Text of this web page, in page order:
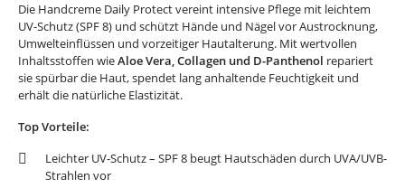
Die Handcreme Daily Protect vereint intensive Pflege mit leichtem
UV-Schutz (SPF 8) und schützt Hände und Nägel vor Austrocknung,
Umwelteinflüssen und vorzeitiger Hautalterung. Mit wertvollen
Inhaltsstoffen wieAloe Vera, Collagen und D-Panthenol repariert
sie spürbar die Haut, spendet lang anhaltende Feuchtigkeit und
erhält die natürliche Elastizität.
Top Vorteile:
Leichter UV-Schutz – SPF 8 beugt Hautschäden durch UVA/UVB-
Strahlen vor